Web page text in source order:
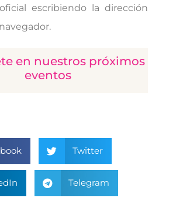
escribiendo la dirección
en nuestros próximos
eventos
Twitter
Telegram